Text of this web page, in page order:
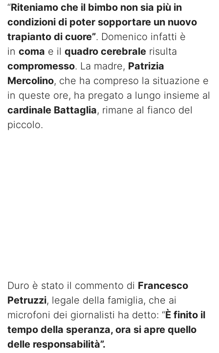
“Riteniamo che il bimbo non sia più in
condizioni di poter sopportare un nuovo
trapianto di cuore”. Domenico infatti è
in coma e il quadro cerebrale risulta
compromesso. La madre, Patrizia
Mercolino, che ha compreso la situazione e
in queste ore, ha pregato a lungo insieme al
cardinale Battaglia, rimane al fianco del
piccolo.
Duro è stato il commento di Francesco
Petruzzi, legale della famiglia, che ai
microfoni dei giornalisti ha detto: “È finito il
tempo della speranza, ora si apre quello
delle responsabilità”.